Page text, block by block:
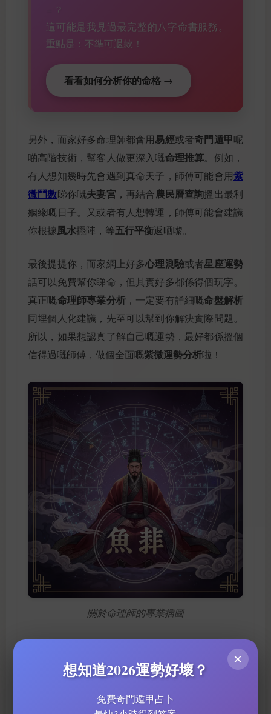
= ？
這可能是我見過最完整的八字命書服務。
重點是：不準可退款！
看看如何分析你的命格 →
另外，而家好多命理師都會用易經或者奇門遁甲呢
啲高階技術，幫客人做更深入嘅命理推算。例如，
有人想知幾時先會遇到真命天子，師傅可能會用紫
微鬥數睇你嘅夫妻宮，再結合農民曆查詢搵出最利
姻緣嘅日子。又或者有人想轉運，師傅可能會建議
你根據風水擺陣，等五行平衡返晒嚟。
最後提提你，而家網上好多心理測驗或者星座運勢
話可以免費幫你睇命，但其實好多都係得個玩字。
真正嘅命理師專業分析，一定要有詳細嘅命盤解析
同埋個人化建議，先至可以幫到你解決實際問題。
所以，如果想認真了解自己嘅運勢，最好都係搵個
信得過嘅師傅，做個全面嘅紫微運勢分析啦！
關於命理師的專業插圖
姻緣事業全預測，靠紫微鬥數真係可以睇得清清楚
楚！而家2026年，好多人搵命理師
×
想知道2026運勢好壞？
免費奇門遁甲占卜